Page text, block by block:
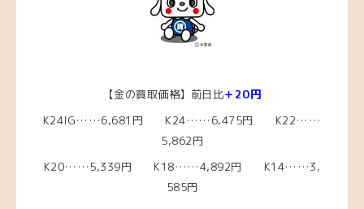
【金の買取価格】前日比＋20円
K24IG……6,681円 K24……6,475円 K22……
5,862円
K20……5,339円 K18……4,892円 K14……3,
585円